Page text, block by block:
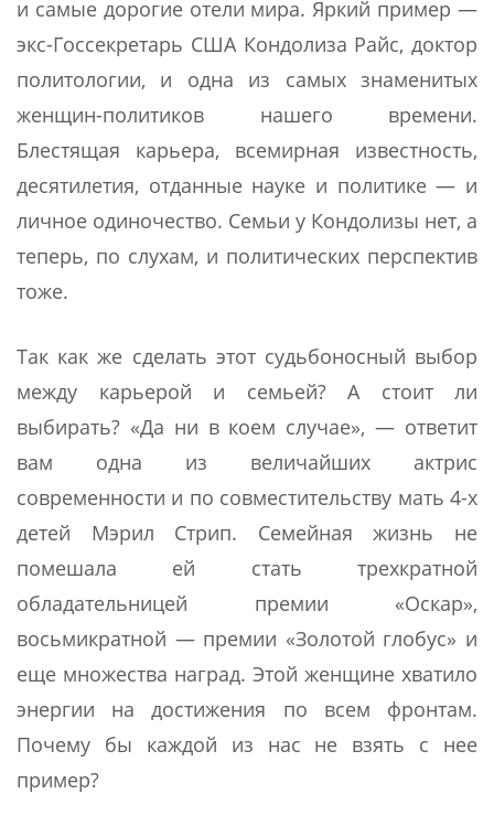
и самые дорогие отели мира. Яркий пример —
экс-Госсекретарь США Кондолиза Райс, доктор
политологии, и одна из самых знаменитых
женщин-политиков нашего времени.
Блестящая карьера, всемирная известность,
десятилетия, отданные науке и политике — и
личное одиночество. Семьи у Кондолизы нет, а
теперь, по слухам, и политических перспектив
тоже.
Так как же сделать этот судьбоносный выбор
между карьерой и семьей? А стоит ли
выбирать? «Да ни в коем случае», — ответит
вам одна из величайших актрис
современности и по совместительству мать 4-х
детей Мэрил Стрип. Семейная жизнь не
помешала ей стать трехкратной
обладательницей премии «Оскар»,
восьмикратной — премии «Золотой глобус» и
еще множества наград. Этой женщине хватило
энергии на достижения по всем фронтам.
Почему бы каждой из нас не взять с нее
пример?